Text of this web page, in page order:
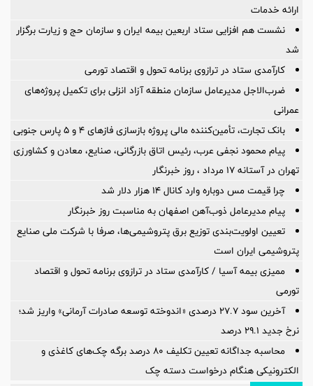
ارائه خدمات
نشست هم افزایی ستاد اربعین بیمه ایران و سازمان حج و زیارت برگزار
شد
کارآمدی ستاد در ترازوی برنامه تحول و اقتصاد تورمی
ضرب‌الاجل مدیرعامل سازمان منطقه آزاد انزلی برای تكمیل پروژه‌های
عمرانی
بانک تجارت، تأمین‌کننده مالی پروژه بازسازی فازهای ۴ و ۵ پارس جنوبی
پیام محمود نجفی عرب، رئیس اتاق بازرگانی، صنایع، معادن و کشاورزی
تهران در آستانه 17 مرداد ، روز خبرنگار
چرا قیمت مس دوباره وارد کانال ۱۴ هزار دلار شد
پیام مدیرعامل ذوب‌آهن اصفهان به مناسبت روز خبرنگار
تعیین اولویت‌بندی توزیع برق پتروشیمی‌ها، صرفا با شرکت ملی صنایع
پتروشیمی ایران است
ممیزی بیمه آسیا / کارآمدی ستاد در ترازوی برنامه تحول و اقتصاد
تورمی
آخرین سود ۲۷.۷ درصدی «اندوخته توسعه صادرات آرمانی» واریز شد؛
نرخ جدید ۲۹.۱ درصد
محاسبه جداگانه تعیین تکلیف 80 درصد برگه چک‌های کاغذی و
الکترونیکی هنگام درخواست دسته چک